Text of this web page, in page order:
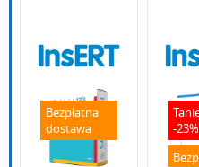
Wpisz poniżej swoje pytanie
Bezpłatna
dostawa
-23%